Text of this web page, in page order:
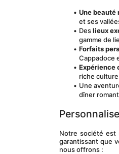
Une
et ses
Des lieux
gamme de
Forfaits
Cappadoce
Expérience
riche
Une
dîner
Notre société est
garantissant que
nous offrons :